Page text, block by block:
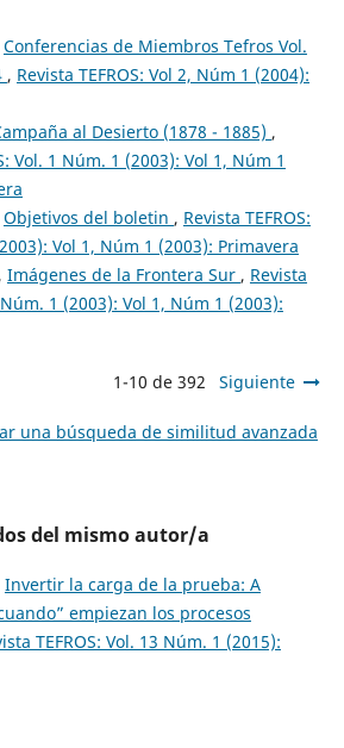
Conferencias de Miembros Tefros Vol.
, Revista TEFROS: Vol 2, Núm 1 (2004):
al Desierto (1878 - 1885) ,
Vol. 1 Núm. 1 (2003): Vol 1, Núm 1
Objetivos del boletin , Revista TEFROS:
Vol 1, Núm 1 (2003): Primavera
Imágenes de la Frontera Sur , Revista
Núm. 1 (2003): Vol 1, Núm 1 (2003):
1-10 de 392 Siguiente
una búsqueda de similitud avanzada
del mismo autor/a
Invertir la carga de la prueba: A
empiezan los procesos
TEFROS: Vol. 13 Núm. 1 (2015):